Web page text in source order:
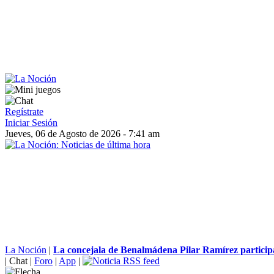
Regístrate
Iniciar Sesión
Jueves, 06 de Agosto de 2026 - 7:41 am
La Noción | La concejala de Benalmádena Pilar Ramírez
| Chat | Foro | App |